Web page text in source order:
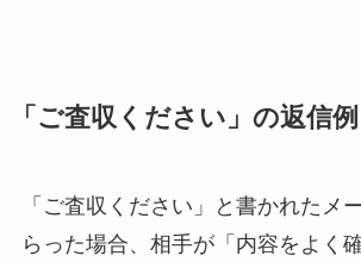
「ご査収ください」の返信例
「ご査収ください」と書かれたメ
らった場合、相手が「内容をよく